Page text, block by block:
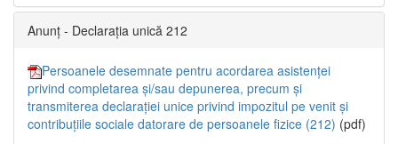
Anunț - Declarația unică 212
Persoanele desemnate pentru acordarea asistenței
privind completarea și/sau depunerea, precum și
transmiterea declarației unice privind impozitul pe venit și
contribuțiile sociale datorare de persoanele fizice (212) (pdf)